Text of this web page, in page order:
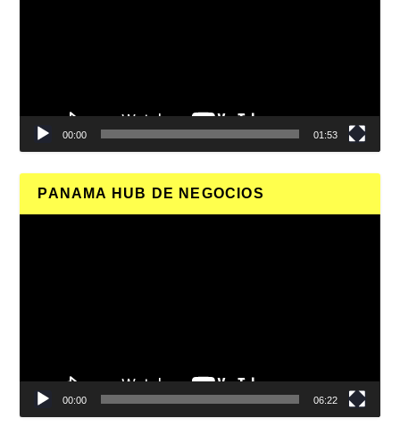
00:00 01:53
PANAMA HUB DE NEGOCIOS
00:00 06:22